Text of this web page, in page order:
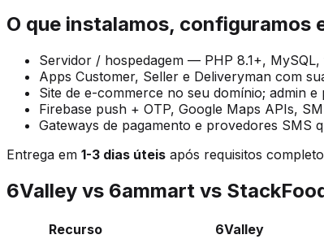
O que instalamos, configuramos
Servidor / hospedagem — PHP 8.1+,
Apps Customer, Seller e Deliveryman com
Site de e-commerce no seu domínio; admin
Firebase push + OTP, Google Maps APIs,
Gateways de pagamento e provedores SMS
Entrega em 1-3 dias úteis após requisitos
6Valley vs 6ammart vs
Recurso 6Valley